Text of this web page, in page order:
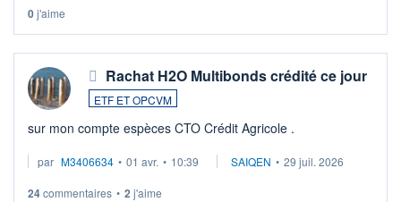
0j'aime
Rachat H2O Multibonds crédité ce jour
ETF ET OPCVM
sur mon compte espèces CTO Crédit Agricole .
par M3406634 • 01 avr. • 10:39 SAIQEN • 29 juil. 2026
24commentaires • 2 j'aime